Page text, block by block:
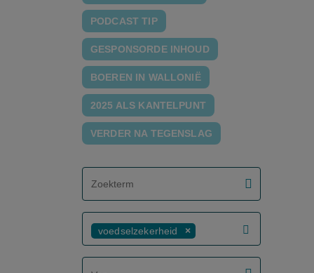
PODCAST TIP
GESPONSORDE INHOUD
BOEREN IN WALLONIË
2025 ALS KANTELPUNT
VERDER NA TEGENSLAG
screenreader.filter search label
voedselzekerheid
screenreader.filter from date label